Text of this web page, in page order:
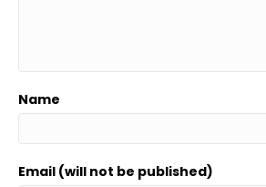
Name
Email (will not be published)